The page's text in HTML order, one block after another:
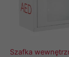
Szafka